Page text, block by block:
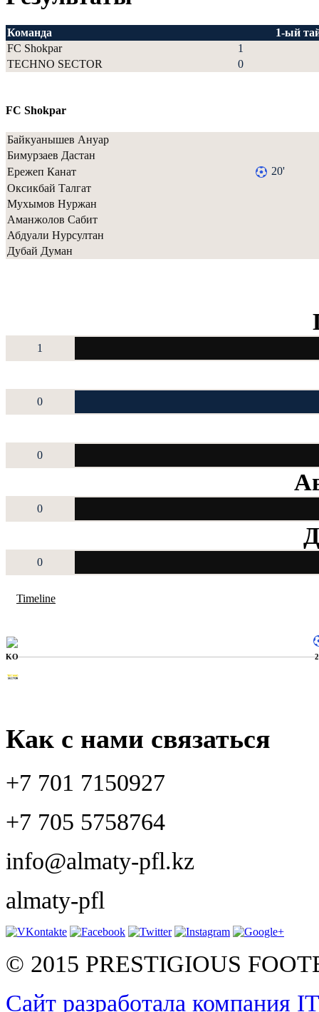
Команда
1-ый
FC Shokpar
1
TECHNO SECTOR
0
FC Shokpar
Байкуанышев Ануар
Бимурзаев Дастан
Ережеп Канат
20'
Оксикбай Талгат
Мухымов Нуржан
Аманжолов Сабит
Абдуали Нурсултан
Дубай Думан
1
0
0
0
0
Timeline
KO
Как с нами связаться
+7 701 7150927
+7 705 5758764
info@almaty-pfl.kz
almaty-pfl
© 2015 PRESTIGIOUS
Сайт разработала компания